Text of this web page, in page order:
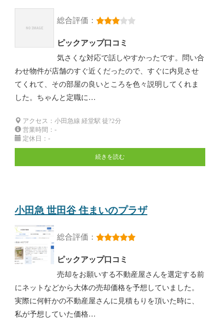
総合評価：
ピックアップ口コミ
気さくな対応で話しやすかったです。問い合
わせ物件が店舗のすぐ近くだったので、すぐに内見させ
てくれて、その部屋の良いところを色々説明してくれま
した。ちゃんと定職に…
アクセス：小田急線 経堂駅 徒?2分
営業時間：-
定休日：-
続きを読む
小田急 世田谷 住まいのプラザ
総合評価：
ピックアップ口コミ
売却をお願いする不動産屋さんを選定する前
にネットなどから大体の売却価格を予想していました。
実際に何軒かの不動産屋さんに見積もりを頂いた時に、
私が予想していた価格…